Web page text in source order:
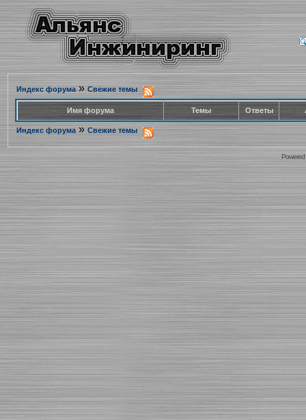
Индекс форума» Свежие темы
Имя форума Темы Ответы
Индекс форума » Свежие темы